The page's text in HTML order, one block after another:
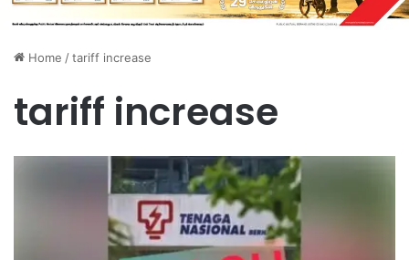
Home /tariff increase
tariff increase